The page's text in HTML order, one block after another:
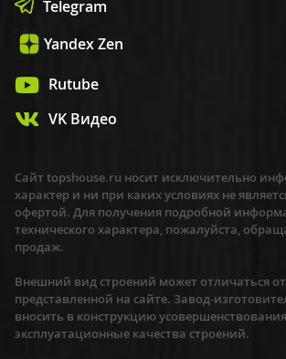
Telegram
Yandex Zen
Rutube
VK Видео
Сайт topshouse.ru носит исключительно
характер и ни при каких условиях не
офертой. Для получения подробной
технического характера, пожалуйста,
продаж.
Внешний вид строений может отличаться
представленной на сайте. Завод-
вносить в конструкцию
эксплуатационные качества строений.